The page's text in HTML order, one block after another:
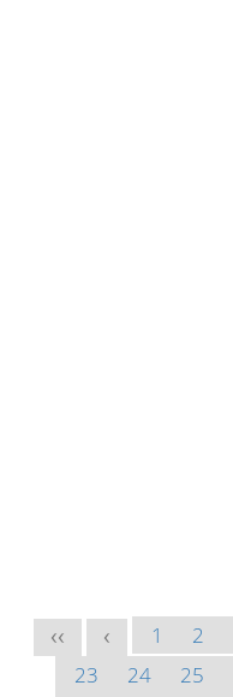
<< < 1 2
23
24 25